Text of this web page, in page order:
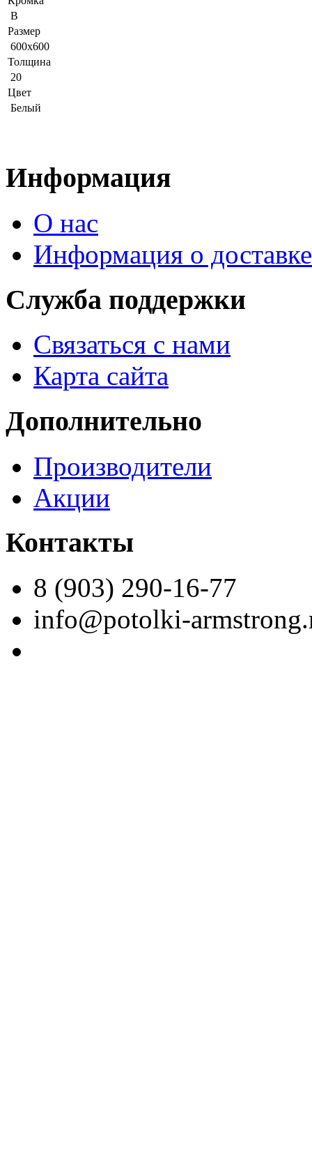
B
Размер
600x600
Толщина
20
Цвет
Белый
Информация
О нас
Информация о доставке
Служба поддержки
Связаться с нами
Карта сайта
Дополнительно
Производители
Акции
Контакты
8 (903) 290-16-77
info@potolki-